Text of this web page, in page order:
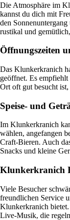
Die Atmosphäre im
kannst du dich mit
den
rustikal und
Öffnungszeiten
Das Klunkerkranich
geöffnet. Es
Ort oft gut besucht ist,
Speise- und
Im Klunkerkranich
wählen, angefangen
Craft-Bieren. Auch
Snacks und kleine
Klunkerkranich
Viele Besucher
freundlichen Service
Klunkerkranich
Live-Musik, die